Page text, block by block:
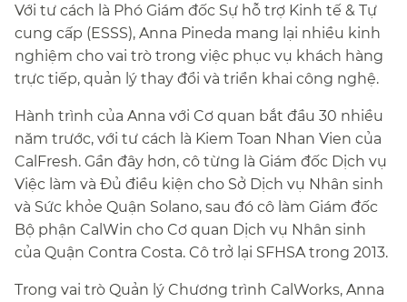
Với tư cách là Phó Giám đốc Sự hỗ trợ Kinh tế & Tự
cung cấp (ESSS), Anna Pineda mang lại nhiều kinh
nghiệm cho vai trò trong việc phục vụ khách hàng
trực tiếp, quản lý thay đổi và triển khai công nghệ.​​
Hành trình của Anna với Cơ quan bắt đầu 30 nhiều
năm trước, với tư cách là Kiem Toan Nhan Vien của
CalFresh. Gần đây hơn, cô từng là Giám đốc Dịch vụ
Việc làm và Đủ điều kiện cho Sở Dịch vụ Nhân sinh
và Sức khỏe Quận Solano, sau đó cô làm Giám đốc
Bộ phận CalWin cho Cơ quan Dịch vụ Nhân sinh
của Quận Contra Costa. Cô trở lại SFHSA trong 2013.​​
Trong vai trò Quản lý Chương trình CalWorks, Anna